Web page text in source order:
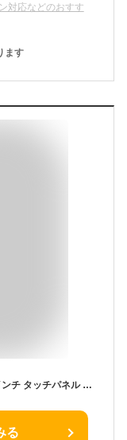
対応などのおすす
ます
モバイルモニター タッチ ディスプレイ 13.3インチ タッチパネル WUXGA デュアルモニター サブモニター ポータブルモニター 外付けモニター 軽量 非光沢 ノングレア 自立 スタンド付 180度角度調整 縦置き 薄型 液晶 持ち運び VESA パソコン PC Switch PS5 IPS
る